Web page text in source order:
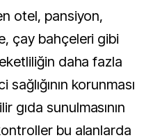
otel, pansiyon,
çay bahçeleri gibi
daha fazla
korunması
gıda sunulmasının
bu alanlarda